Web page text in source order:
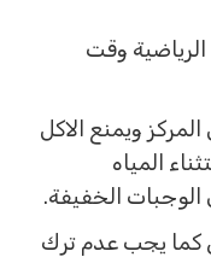
وقت
ويمنع الاكل
المياه
الخفيفة.
يجب عدم ترك